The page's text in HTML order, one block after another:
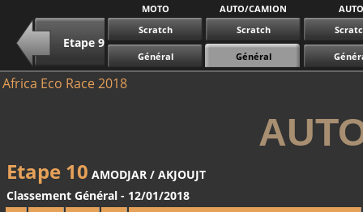
MOTO AUTO/CAMION AUTO
Etape 9
Scratch Scratch
Général Général
Africa Eco Race 2018
Etape 10 AMODJAR / AKJOUJT
Classement Général - 12/01/2018